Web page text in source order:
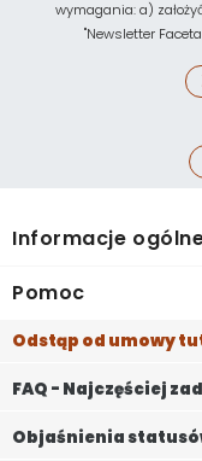
wymagania: a)
"Newsletter
Informacje
Pomoc
Odstąp od umowy
FAQ - Najczęściej
Objaśnienia